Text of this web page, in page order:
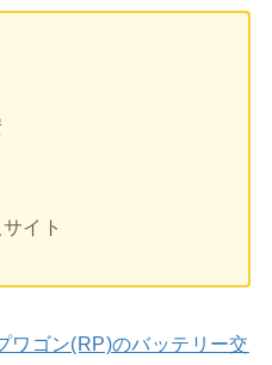
イト
ワゴン(RP)のバッテリー交